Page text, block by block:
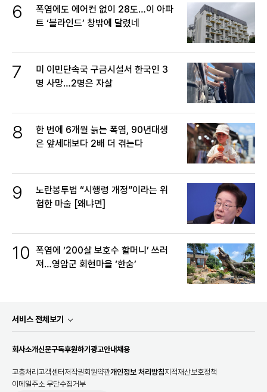
6
폭염에도 에어컨 없이 28도…이 아파
트 ‘블라인드’ 창밖에 달렸네
7
미 이민단속국 구금시설서 한국인 3
명 사망…2명은 자살
8
한 번에 6개월 늙는 폭염, 90년대생
은 앞세대보다 2배 더 겪는다
9
노란봉투법 “시행령 개정”이라는 위
험한 마술 [왜냐면]
10 폭염에 ‘200살 보호수 할머니’ 쓰러
져…영암군 회현마을 ‘한숨’
서비스 전체보기
회사소개신문구독후원하기 광고안내채용
고충처리 고객센터저작권회원약관개인정보 처리방침지적재산보호정책
이메일주소 무단수집거부